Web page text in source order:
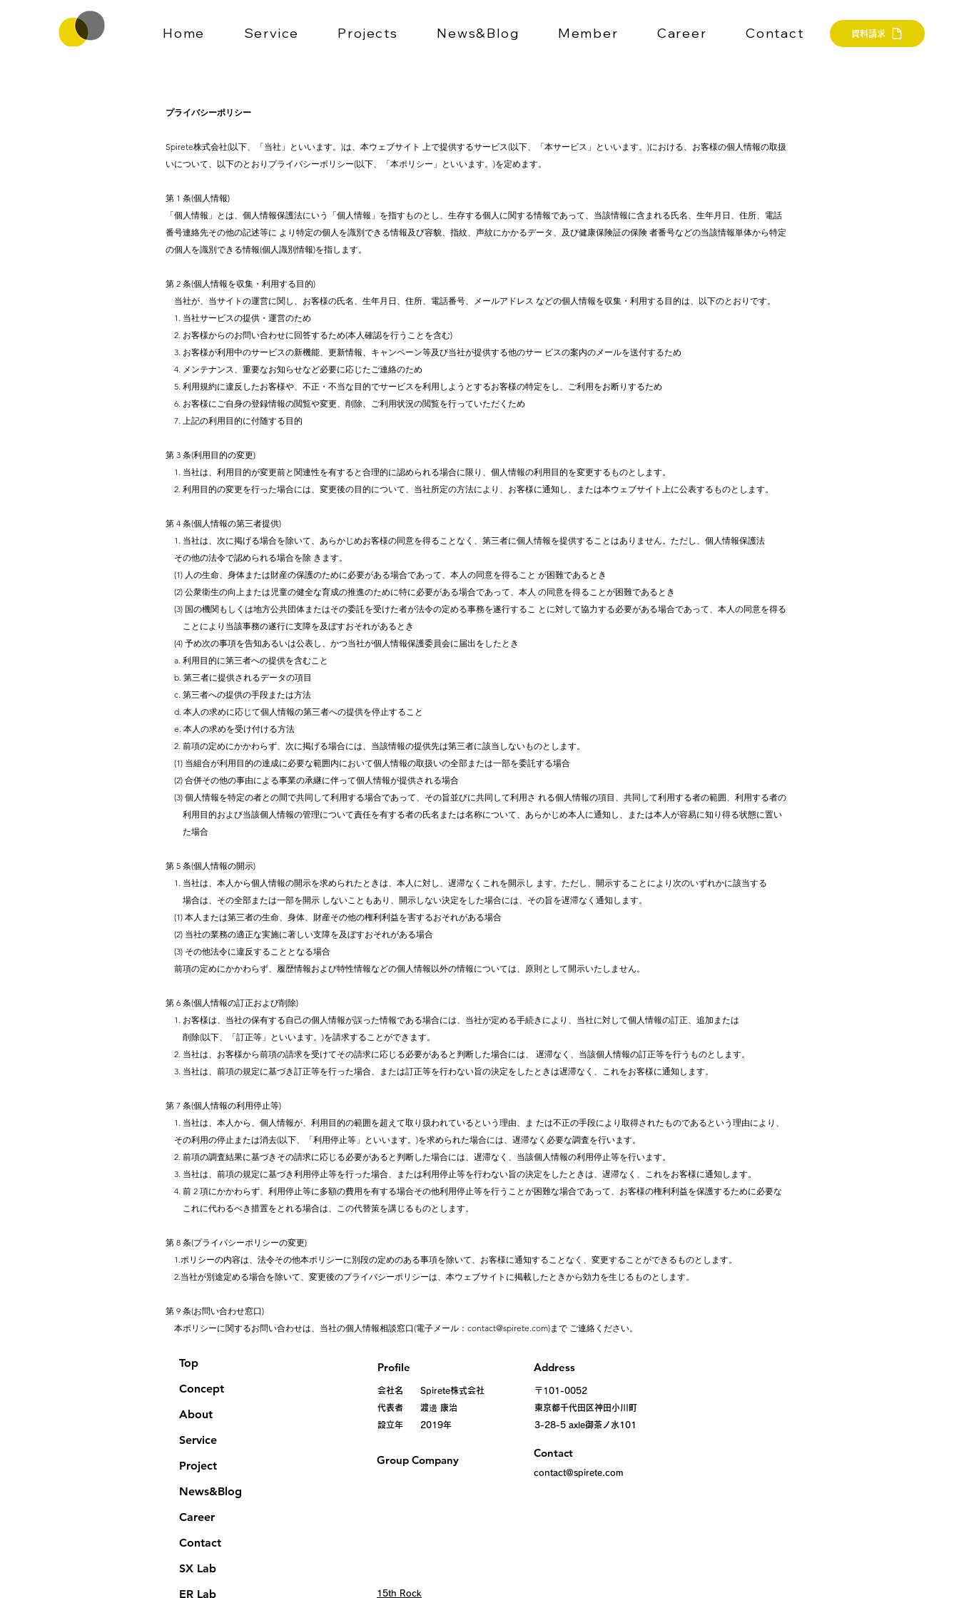
Home Service Projects News&Blog Member Career Contact 資料請求
プライバシーポリシー
Spirete株式会社(以下、「当社」といいます。)は、本ウェブサイト 上で提供するサービス(以下、「本サービス」といいます。)における、お客様の個人情報の取扱
いについて、以下のとおりプライバシーポリシー(以下、「本ポリシー」といいます。)を定めます。
第 1 条(個人情報)
「個人情報」とは、個人情報保護法にいう「個人情報」を指すものとし、生存する個人に関する情報であって、当該情報に含まれる氏名、生年月日、住所、電話
番号連絡先その他の記述等に より特定の個人を識別できる情報及び容貌、指紋、声紋にかかるデータ、及び健康保険証の保険 者番号などの当該情報単体から特定
の個人を識別できる情報(個人識別情報)を指します。
第 2 条(個人情報を収集・利用する目的)
当社が、当サイトの運営に関し、お客様の氏名、生年月日、住所、電話番号、メールアドレス などの個人情報を収集・利用する目的は、以下のとおりです。
1. 当社サービスの提供・運営のため
2. お客様からのお問い合わせに回答するため(本人確認を行うことを含む)
3. お客様が利用中のサービスの新機能、更新情報、キャンペーン等及び当社が提供する他のサー ビスの案内のメールを送付するため
4. メンテナンス、重要なお知らせなど必要に応じたご連絡のため
5. 利用規約に違反したお客様や、不正・不当な目的でサービスを利用しようとするお客様の特定をし、ご利用をお断りするため
6. お客様にご自身の登録情報の閲覧や変更、削除、ご利用状況の閲覧を行っていただくため
7. 上記の利用目的に付随する目的
第 3 条(利用目的の変更)
1. 当社は、利用目的が変更前と関連性を有すると合理的に認められる場合に限り、個人情報の利用目的を変更するものとします。
2. 利用目的の変更を行った場合には、変更後の目的について、当社所定の方法により、お客様に通知し、または本ウェブサイト上に公表するものとします。
第 4 条(個人情報の第三者提供)
1. 当社は、次に掲げる場合を除いて、あらかじめお客様の同意を得ることなく、第三者に個人情報を提供することはありません。ただし、個人情報保護法
その他の法令で認められる場合を除 きます。
(1) 人の生命、身体または財産の保護のために必要がある場合であって、本人の同意を得ること が困難であるとき
(2) 公衆衛生の向上または児童の健全な育成の推進のために特に必要がある場合であって、本人 の同意を得ることが困難であるとき
(3) 国の機関もしくは地方公共団体またはその委託を受けた者が法令の定める事務を遂行するこ とに対して協力する必要がある場合であって、本人の同意を得る
ことにより当該事務の遂行に支障を及ぼすおそれがあるとき
(4) 予め次の事項を告知あるいは公表し、かつ当社が個人情報保護委員会に届出をしたとき
a. 利用目的に第三者への提供を含むこと
b. 第三者に提供されるデータの項目
c. 第三者への提供の手段または方法
d. 本人の求めに応じて個人情報の第三者への提供を停止すること
e. 本人の求めを受け付ける方法
2. 前項の定めにかかわらず、次に掲げる場合には、当該情報の提供先は第三者に該当しないものとします。
(1) 当組合が利用目的の達成に必要な範囲内において個人情報の取扱いの全部または一部を委託する場合
(2) 合併その他の事由による事業の承継に伴って個人情報が提供される場合
(3) 個人情報を特定の者との間で共同して利用する場合であって、その旨並びに共同して利用さ れる個人情報の項目、共同して利用する者の範囲、利用する者の
利用目的および当該個人情報の管理について責任を有する者の氏名または名称について、あらかじめ本人に通知し、または本人が容易に知り得る状態に置い
た場合
第 5 条(個人情報の開示)
1. 当社は、本人から個人情報の開示を求められたときは、本人に対し、遅滞なくこれを開示し ます。ただし、開示することにより次のいずれかに該当する
場合は、その全部または一部を開示 しないこともあり、開示しない決定をした場合には、その旨を遅滞なく通知します。
(1) 本人または第三者の生命、身体、財産その他の権利利益を害するおそれがある場合
(2) 当社の業務の適正な実施に著しい支障を及ぼすおそれがある場合
(3) その他法令に違反することとなる場合
前項の定めにかかわらず、履歴情報および特性情報などの個人情報以外の情報については、原則として開示いたしません。
第 6 条(個人情報の訂正および削除)
1. お客様は、当社の保有する自己の個人情報が誤った情報である場合には、当社が定める手続きにより、当社に対して個人情報の訂正、追加または
削除(以下、「訂正等」といいます。)を請求することができます。
2. 当社は、お客様から前項の請求を受けてその請求に応じる必要があると判断した場合には、 遅滞なく、当該個人情報の訂正等を行うものとします。
3. 当社は、前項の規定に基づき訂正等を行った場合、または訂正等を行わない旨の決定をしたときは遅滞なく、これをお客様に通知します。
第 7 条(個人情報の利用停止等)
1. 当社は、本人から、個人情報が、利用目的の範囲を超えて取り扱われているという理由、ま たは不正の手段により取得されたものであるという理由により、
その利用の停止または消去(以下、「利用停止等」といいます。)を求められた場合には、遅滞なく必要な調査を行います。
2. 前項の調査結果に基づきその請求に応じる必要があると判断した場合には、遅滞なく、当該個人情報の利用停止等を行います。
3. 当社は、前項の規定に基づき利用停止等を行った場合、または利用停止等を行わない旨の決定をしたときは、遅滞なく、これをお客様に通知します。
4. 前 2 項にかかわらず、利用停止等に多額の費用を有する場合その他利用停止等を行うことが困難な場合であって、お客様の権利利益を保護するために必要な
これに代わるべき措置をとれる場合は、この代替策を講じるものとします。
第 8 条(プライバシーポリシーの変更)
1.ポリシーの内容は、法令その他本ポリシーに別段の定めのある事項を除いて、お客様に通知することなく、変更することができるものとします。
2.当社が別途定める場合を除いて、変更後のプライバシーポリシーは、本ウェブサイトに掲載したときから効力を生じるものとします。
第 9 条(お問い合わせ窓口)
​ 本ポリシーに関するお問い合わせは、当社の個人情報相談窓口(電子メール： contact@spirete.com)まで ご連絡ください。
Top
Concept
About
Service
Project
News&Blog
Career
Contact
SX Lab
ER Lab
Profile
会社名 Spirete株式会社
代表者 渡邊 康治
設立年 2019年
Group Company
Address
〒101-0052
東京都千代田区神田小川町
3-28-5 axle御茶ノ水101
Contact
contact@spirete.com
15th Rock